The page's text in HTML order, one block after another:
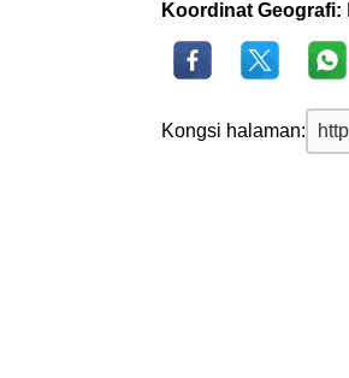
Koordinat Geografi:
Kongsi halaman: